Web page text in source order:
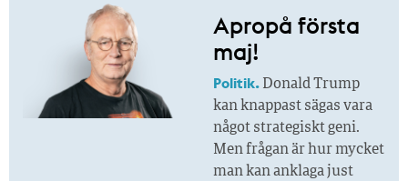
Apropå första
maj!
Politik. Donald Trump
kan knappast sägas vara
något strategiskt geni.
Men frågan är hur mycket
man kan anklaga just